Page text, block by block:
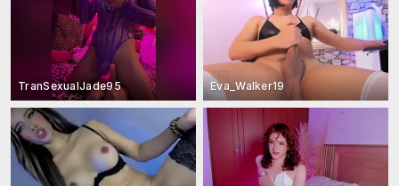
TranSexualJade95 Eva_Walker19